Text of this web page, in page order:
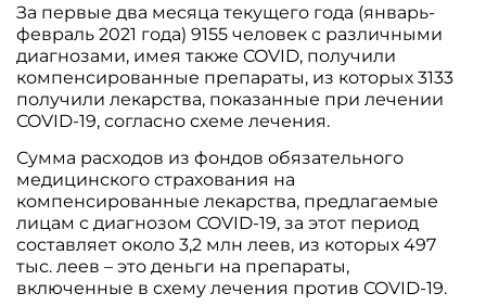
За первые два месяца текущего года (январь-
февраль 2021 года) 9155 человек с различными
диагнозами, имея также COVID, получили
компенсированные препараты, из которых 3133
получили лекарства, показанные при лечении
COVID-19, согласно схеме лечения.
Сумма расходов из фондов обязательного
медицинского страхования на
компенсированные лекарства, предлагаемые
лицам с диагнозом COVID-19, за этот период
составляет около 3,2 млн леев, из которых 497
тыс. леев – это деньги на препараты,
включенные в схему лечения против COVID-19.